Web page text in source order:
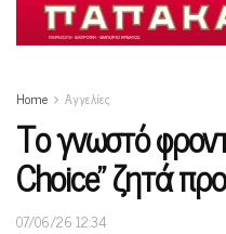
Home Αγγελίες
Το γνωστό
Choice” ζητά
07/06/26 12:34